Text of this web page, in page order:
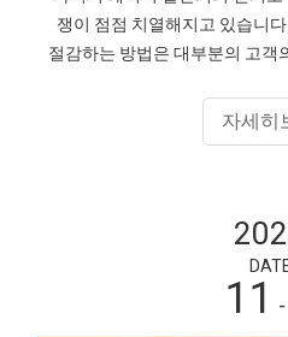
쟁이 점점 치열해지고 있습니
절감하는 방법은 대부분의 고객
를 예로 들어 가공 비용, 가공
떤 파이버 레이저 절단기가 더
자세히
11